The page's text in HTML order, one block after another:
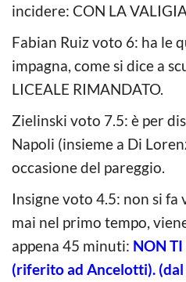
incidere: CON LA
Fabian Ruiz voto 6: ha le
impagna, come si dice a
LICEALE RIMANDATO.
Zielinski voto 7.5: è per
Napoli (insieme a Di
occasione del pareggio.
Insigne voto 4.5: non si
mai nel primo tempo,
appena 45 minuti: NON TI
(riferito ad Ancelotti). (dal